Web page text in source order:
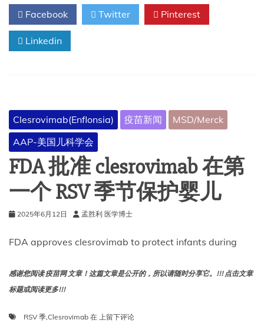
胞：
革
新
行
式
Facebook Twitter Pinterest
Linkedin
Clesrovimab(Enflonsia) 疫苗新闻
MSD/Merck
AAP-美国儿科学会
FDA 批准 clesrovimab 在第
一个 RSV 季节保护婴儿
2025年6月12日 孟胜利 医学博士
FDA approves clesrovimab to protect infants during
感谢您阅读 疫苗网 文章！这篇文章是公开的，所以请随时分享它。!!! 点击文章
标题或阅读更多!!!
RSV 季,Clesrovimab 在 FDA
上留下评论